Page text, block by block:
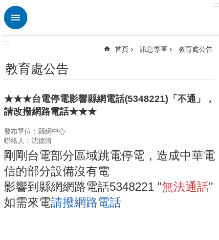
跳到主要內容區塊
進
階
熱
門
鍵
字
息
專
區
認
識
後
埔
:::
:::
首頁 訊息專區 教育處公告
教育處公告
★★★台電停電影響縣網電話(5348221)「不通」，
請改撥網路電話★★★
發布單位：縣網中心
聯絡人：沈德清
剛剛台電部分區域跳電停電，造成中華電
信的部分設備沒有電
影響到縣網網路電話5348221 "無法通話"
如需來電請撥網路電話